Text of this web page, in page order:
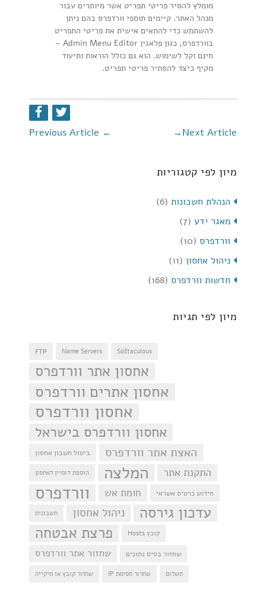
מומלץ להסיר פריטי תפריט אשר מיותרים עבור
מנהל האתר. קיימים תוספי וורדפרס בהם ניתן
להשתמש כדי להתאים אישית את פריטי התפריט
בוורדפרס, כגון פלאגין Admin Menu Editor –
חינם וקל לשימוש. הוא גם כולל הוראות ותיעוד
מקיף כיצד להסתיר פריטי תפריט.
← Next Article
→
מיון לפי קטגוריות
הנהלת חשבונות (6)
מאגר ידע (7)
וורדפרס (10)
ניהול אחסון (11)
חדשות וורדפרס (168)
מיון לפי תגיות
FTP Name Servers Softaculous
אחסון אתר וורדפרס
אחסון אתרים וורדפרס
אחסון וורדפרס
אחסון וורדפרס בישראל
ביטול חשבון אחסון האצת אתר וורדפרס
הוספת דומיין לאחסון המלצה התקנת אתר
וורדפרס חומת אש חידוש כרטיס אשראי
חשבונית ניהול אחסון
עדכון גירסה
פרצת אבטחה
קובץ Hosts
שחזור אתר וורדפרס שחזור בסיס נתונים
שחזור קובץ או תיקייה שחרור חסימת IP תשלום